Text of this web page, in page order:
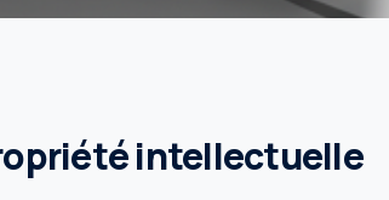
intellectuelle